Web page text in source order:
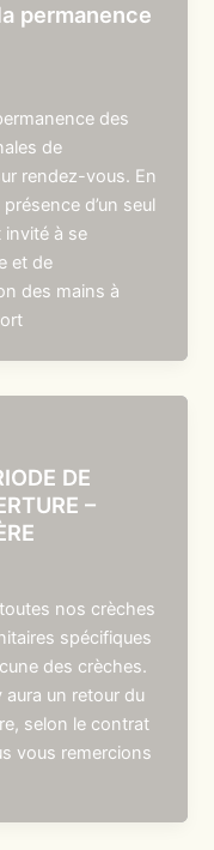
permanence
des
de
rendez-vous. En
d’un seul
invité à se
et de
des mains à
DE
–
nos crèches
spécifiques
des crèches.
aura un retour du
selon le contrat
vous remercions